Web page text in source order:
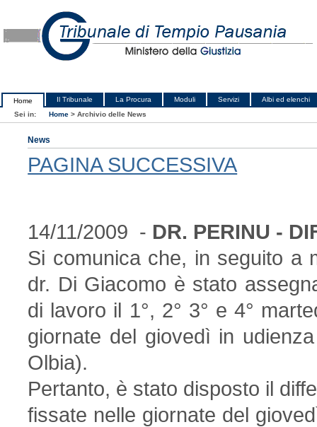
Home Il Tribunale La Procura Moduli Servizi
Albi ed elenchi
Sei in:
Home > Archivio delle News
News
PAGINA SUCCESSIVA
14/11/2009 - DR. PERINU -
Si comunica che, in seguito a
dr. Di Giacomo è stato
di lavoro il 1°, 2° 3° e 4°
giornate del giovedì in
Olbia).
Pertanto, è stato disposto il
fissate nelle giornate del